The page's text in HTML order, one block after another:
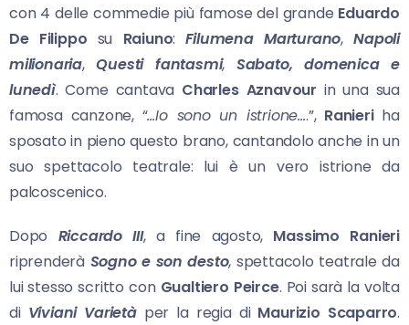
con 4 delle commedie più famose del grande Eduardo
De Filippo su Raiuno:Filumena Marturano,Napoli
milionaria,Questi fantasmi, Sabato, domenica e
lunedì. Come cantava Charles Aznavour in una sua
famosa canzone, “…Io sono un istrione….”, Ranieriha
sposato in pieno questo brano, cantandolo anche in un
suo spettacolo teatrale: lui è un vero istrione da
palcoscenico.
Dopo Riccardo III, a fine agosto, Massimo Ranieri
riprenderà Sogno e son desto, spettacolo teatrale da
lui stesso scritto con Gualtiero Peirce. Poi sarà la volta
di Viviani Varietàper la regia di Maurizio Scaparro.